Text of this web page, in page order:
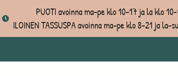
PUOTI avoinna ma-pe klo 10-17 ja la klo 10-
ILOINEN TASSUSPA avoinna ma-pe klo 8-21 ja la-